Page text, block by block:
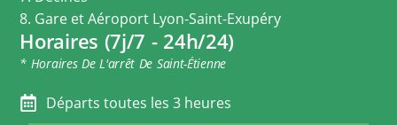
8. Gare et Aéroport Lyon-Saint-Exupéry
Horaires (7j/7 - 24h/24)
* Horaires De L'arrêt De Saint-Étienne
Départs toutes les 3 heures